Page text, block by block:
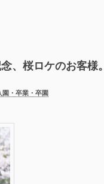
、桜ロケのお客様。
園・卒業・卒園